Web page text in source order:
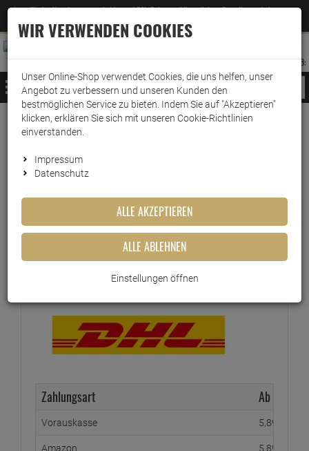
Jetzt für den Newsletter entscheiden und 5% Rabatt auf Ihre nächste Bestellung erhalten
–Zum Newsletter
ANMELDEN
AUFKLAPPEN
MERKZETTEL
WARENKORB:
MENÜ
Versand & Lieferung
Bitte wählen Sie Ihr Lieferland.
Kleinpaket
Warensendung
Versichert bis 20 Euro
Zahlungsart Ab
Vorauskasse 5, 89
Amazon 5, 89
WIR VERWENDEN COOKIES
Unser Online-Shop verwendet Cookies, die uns helfen, unser
Angebot zu verbessern und unseren Kunden den
bestmöglichen Service zu bieten. Indem Sie auf "Akzeptieren"
klicken, erklären Sie sich mit unseren Cookie-Richtlinien
einverstanden.
Impressum
Datenschutz
ALLE AKZEPTIEREN
ALLE ABLEHNEN
Einstellungen öffnen